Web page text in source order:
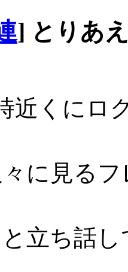
] とりあ
近くにロ
に見る
立ち話